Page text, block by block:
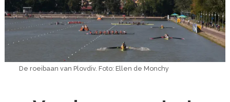
De roeibaan van Plovdiv. Foto: Ellen de Monchy